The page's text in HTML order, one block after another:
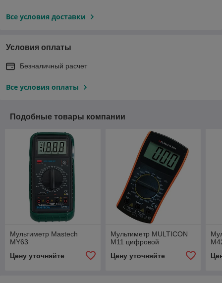
Все условия доставки
Условия оплаты
Безналичный расчет
Все условия оплаты
Подобные товары компании
Мультиметр Mastech
MY63
Цену уточняйте
Мультиметр MULTICON
M11 цифровой
Цену уточняйте